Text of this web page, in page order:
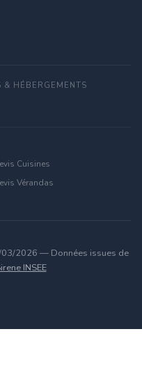
HÉBERGEMENTS
Cuisines
Vérandas
2026 — Données issues de
INSEE